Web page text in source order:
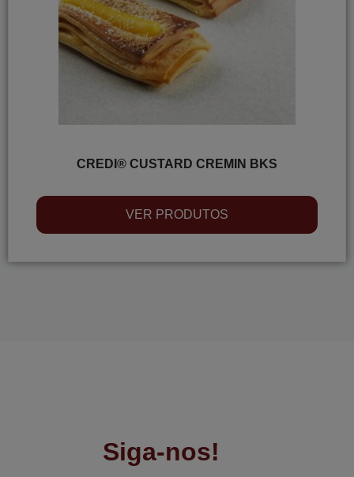
CREDI® CUSTARD CREMIN BKS
VER PRODUTOS
Siga-nos!